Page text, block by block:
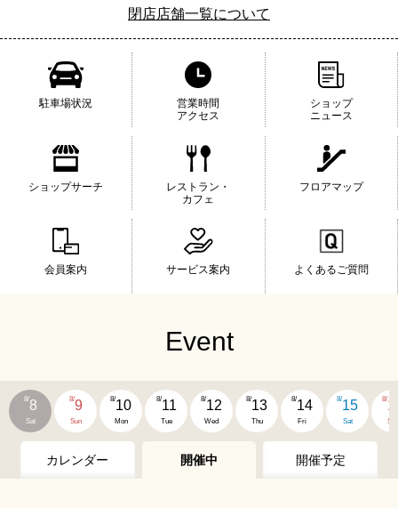
閉店店舗一覧について
駐車場状況
営業時間
アクセス
ショップ
ニュース
ショップサーチ
レストラン・
カフェ
フロアマップ
会員案内 サービス案内 よくあるご質問
Event
8/8
Sat
8/9
Sun
8/10
Mon
8/11
Tue
8/12
Wed
8/13
Thu
8/14
Fri
8/15
Sat
8/
Sun
カレンダー 開催中 開催予定